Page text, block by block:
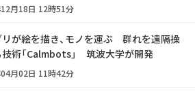
月18日 12時51分
リが絵を描き、モノを運ぶ 群れを遠隔操
術「Calmbots」 筑波大学が開発
月02日 11時42分